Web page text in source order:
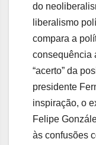
do
liberalismo
compara a
consequência
“acerto” da
presidente
inspiração, o
Felipe
às confusões